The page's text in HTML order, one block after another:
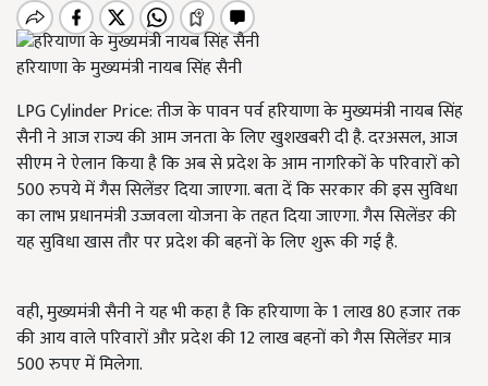
हरियाणा के मुख्यमंत्री नायब सिंह सैनी
LPG Cylinder Price: तीज के पावन पर्व हरियाणा के मुख्यमंत्री नायब सिंह
सैनी ने आज राज्य की आम जनता के लिए खुशखबरी दी है. दरअसल, आज
सीएम ने ऐलान किया है कि अब से प्रदेश के आम नागरिकों के परिवारों को
500 रुपये में गैस सिलेंडर दिया जाएगा. बता दें कि सरकार की इस सुविधा
का लाभ प्रधानमंत्री उज्जवला योजना के तहत दिया जाएगा. गैस सिलेंडर की
यह सुविधा खास तौर पर प्रदेश की बहनों के लिए शुरू की गई है.
वही, मुख्यमंत्री सैनी ने यह भी कहा है कि हरियाणा के 1 लाख 80 हजार तक
की आय वाले परिवारों और प्रदेश की 12 लाख बहनों को गैस सिलेंडर मात्र
500 रुपए में मिलेगा.